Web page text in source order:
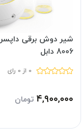
8006 دابل
0 از 0 رای
۴,۹۰۰,۰۰۰ تومان